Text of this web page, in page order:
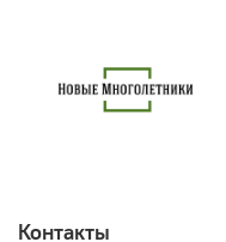
Контакты